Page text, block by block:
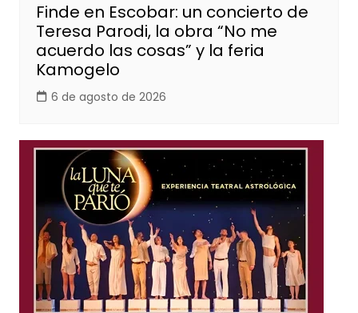
Finde en Escobar: un concierto de
Teresa Parodi, la obra “No me
acuerdo las cosas” y la feria
Kamogelo
6 de agosto de 2026